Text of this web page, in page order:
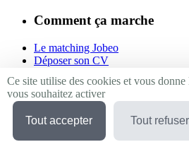
Comment ça marche
Le matching Jobeo
Déposer son CV
Suivez-nous
Linkedin
Ce site utilise des cookies et vous
vous souhaitez activer
Tout accepter Tout refuser